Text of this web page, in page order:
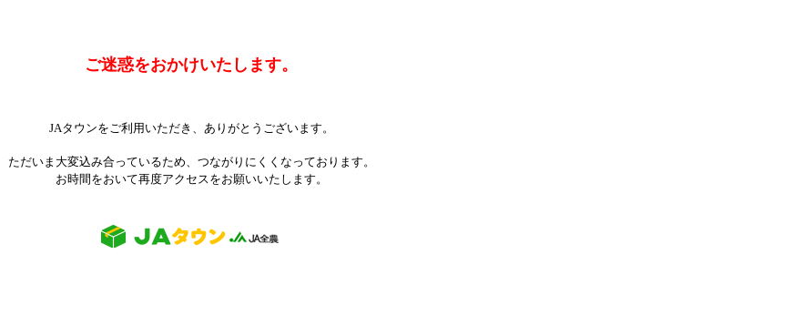
ご迷惑をおかけいたします。
JAタウンをご利用いただき、ありがとうございます。
ただいま大変込み合っているため、つながりにくくなっております。
お時間をおいて再度アクセスをお願いいたします。